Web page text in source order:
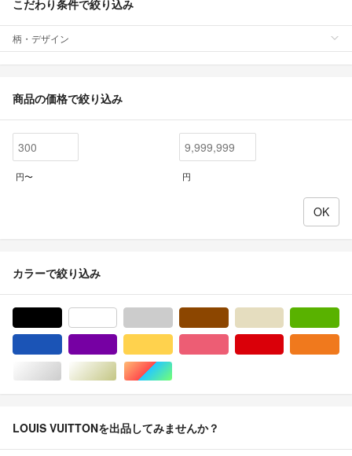
こだわり条件で絞り込み
柄・デザイン
商品の価格で絞り込み
円〜 円
カラーで絞り込み
シルバー/銀色系ゴールド/金色系マルチカラー
LOUIS VUITTONを出品してみませんか？